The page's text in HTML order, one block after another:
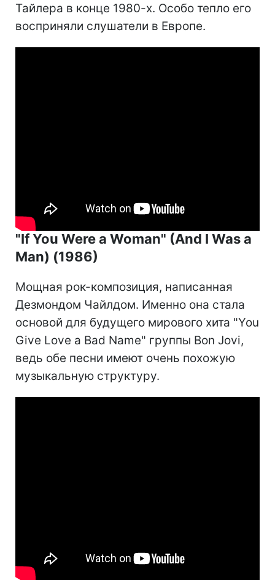
Тайлера в конце 1980-х. Особо тепло его
восприняли слушатели в Европе.
"If You Were a Woman" (And I Was a
Man) (1986)
Мощная рок-композиция, написанная
Дезмондом Чайлдом. Именно она стала
основой для будущего мирового хита "You
Give Love a Bad Name" группы Bon Jovi,
ведь обе песни имеют очень похожую
музыкальную структуру.